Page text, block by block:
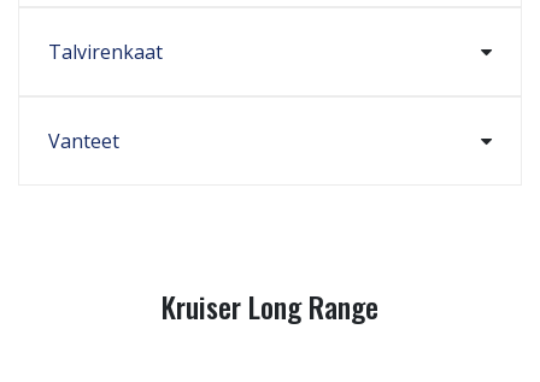
Talvirenkaat
Vanteet
Kruiser Long Range